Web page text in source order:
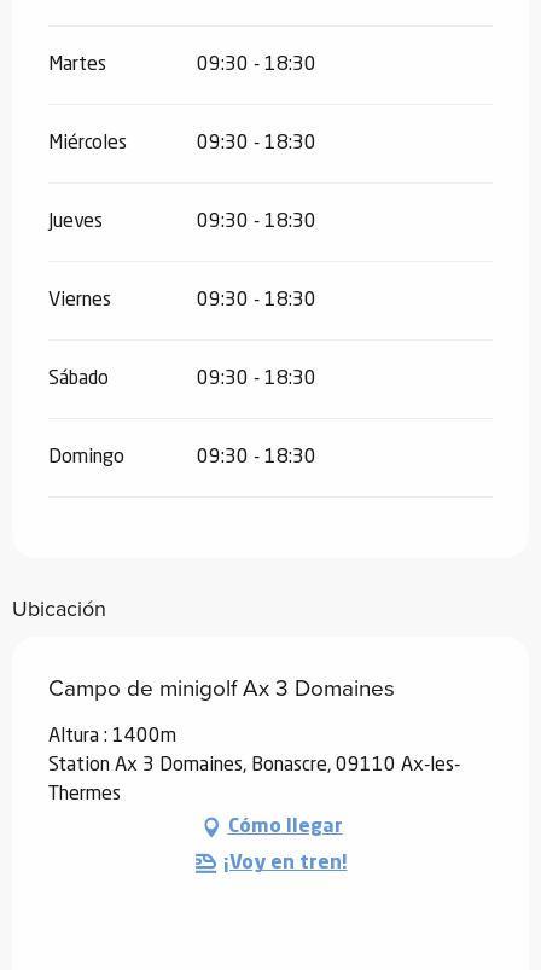
Martes 09:30 - 18:30
Miércoles 09:30 - 18:30
Jueves 09:30 - 18:30
Viernes 09:30 - 18:30
Sábado 09:30 - 18:30
Domingo 09:30 - 18:30
Ubicación
Campo de minigolf Ax 3 Domaines
Altura : 1400m
Station Ax 3 Domaines, Bonascre, 09110 Ax-les-
Thermes
Cómo llegar
¡Voy en tren!